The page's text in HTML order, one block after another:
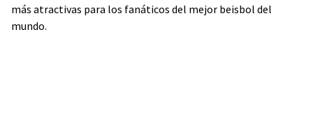
más atractivas para los fanáticos del mejor beisbol del
mundo.